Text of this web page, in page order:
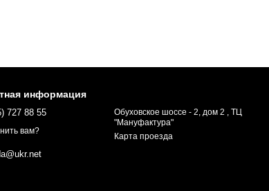
информация
727 88 55
вам?
Обуховское шоссе - 2, дом 2 , ТЦ
"Мануфактура"
Карта проезда